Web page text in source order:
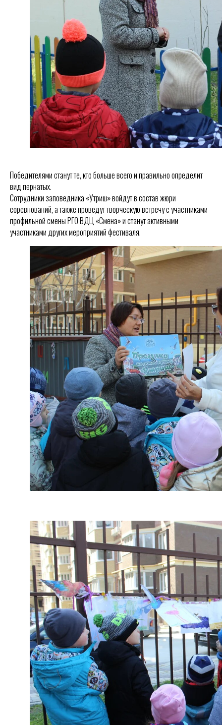
Победителями станут те, кто больше всего и правильно определит
вид пернатых.
Сотрудники заповедника «Утриш» войдут в состав жюри
соревнований, а также проведут творческую встречу с участниками
профильной смены РГО ВДЦ «Смена» и станут активными
участниками других мероприятий фестиваля.